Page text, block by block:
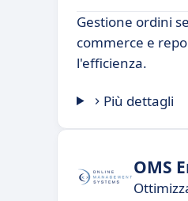
Gestione ordini
commerce e
l'efficienza.
Più dettagli
OMS